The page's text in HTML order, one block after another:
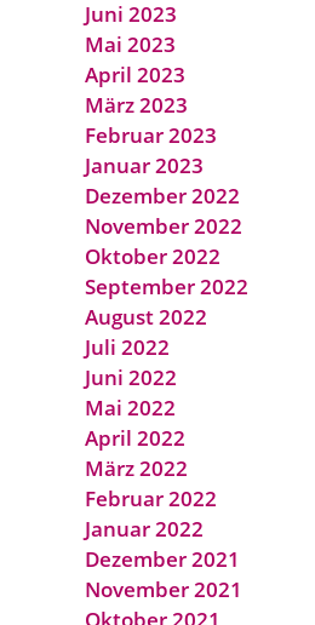
Juni 2023
Mai 2023
April 2023
März 2023
Februar 2023
Januar 2023
Dezember 2022
November 2022
Oktober 2022
September 2022
August 2022
Juli 2022
Juni 2022
Mai 2022
April 2022
März 2022
Februar 2022
Januar 2022
Dezember 2021
November 2021